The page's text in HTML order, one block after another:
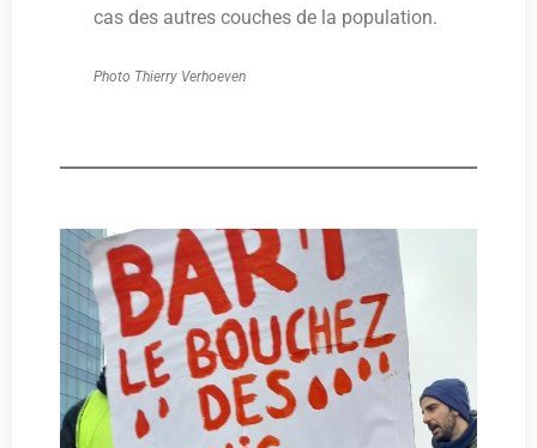
cas des autres couches de la population.
Photo Thierry Verhoeven